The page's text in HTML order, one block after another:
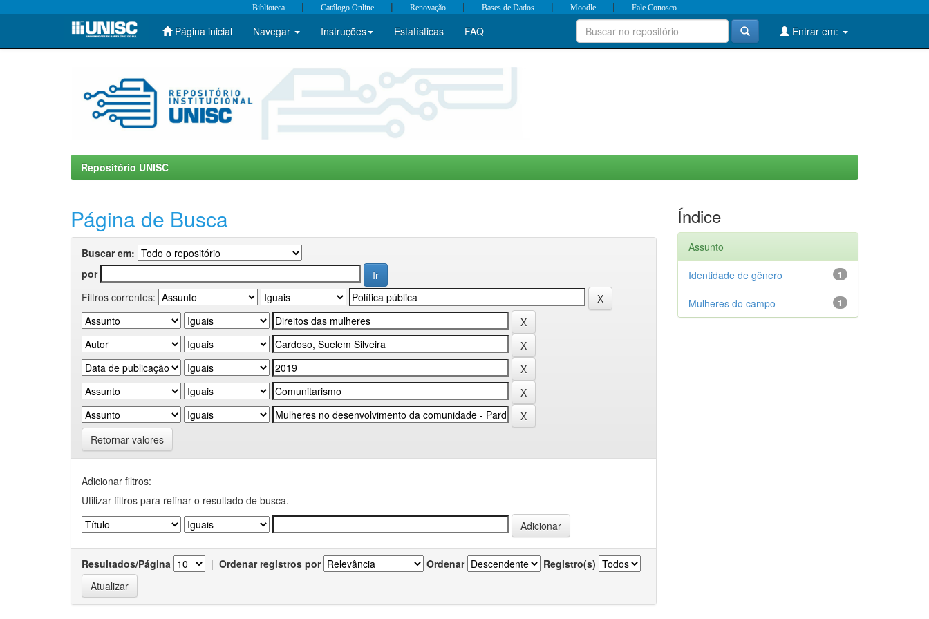
Skip
Biblioteca | Catálogo Online | Renovação | Bases de Dados | Moodle | Fale Conosco
Página inicial Navegar Instruções Estatísticas FAQ Entrar em:
Repositório UNISC
Página de Busca
Buscar em:
por
Filtros correntes:
Retornar valores
Adicionar filtros:
Utilizar filtros para refinar o resultado de busca.
Resultados/Página | Ordenar registros por Ordenar Registro(s)
Índice
Assunto
1
Identidade de gênero
1
Mulheres do campo